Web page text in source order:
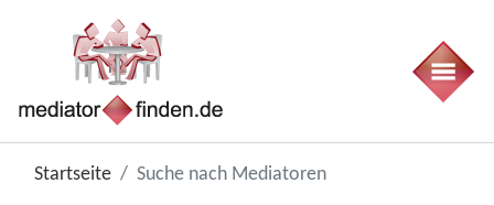
Startseite Suche nach Mediatoren